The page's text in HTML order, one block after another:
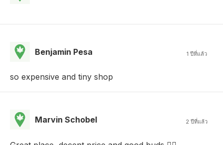
Benjamin Pesa 1 ปีที่แล้ว
so expensive and tiny shop
Marvin Schobel 2 ปีที่แล้ว